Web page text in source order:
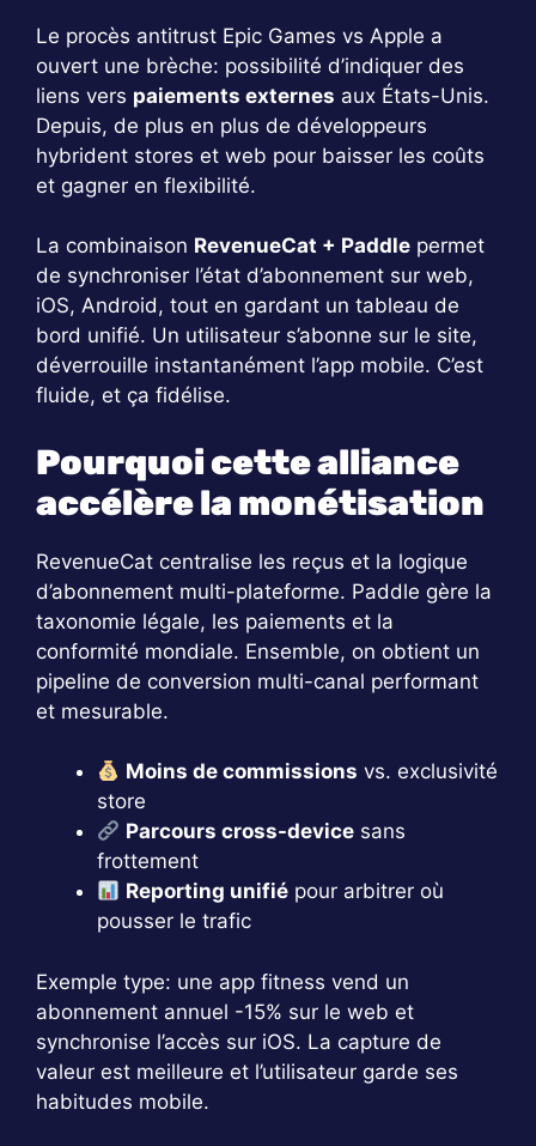
Le procès antitrust Epic Games vs Apple a
ouvert une brèche: possibilité d’indiquer des
liens vers paiements externes aux États-Unis.
Depuis, de plus en plus de développeurs
hybrident stores et web pour baisser les coûts
et gagner en flexibilité.
La combinaison RevenueCat + Paddle permet
de synchroniser l’état d’abonnement sur web,
iOS, Android, tout en gardant un tableau de
bord unifié. Un utilisateur s’abonne sur le site,
déverrouille instantanément l’app mobile. C’est
fluide, et ça fidélise.
Pourquoi cette alliance
accélère la monétisation
RevenueCat centralise les reçus et la logique
d’abonnement multi-plateforme. Paddle gère la
taxonomie légale, les paiements et la
conformité mondiale. Ensemble, on obtient un
pipeline de conversion multi-canal performant
et mesurable.
Moins de commissions vs. exclusivité
store
Parcours cross-device sans
frottement
Reporting unifié pour arbitrer où
pousser le trafic
Exemple type: une app fitness vend un
abonnement annuel -15% sur le web et
synchronise l’accès sur iOS. La capture de
valeur est meilleure et l’utilisateur garde ses
habitudes mobile.